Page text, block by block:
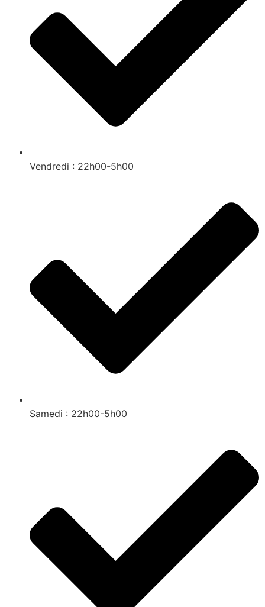
Vendredi : 22h00-5h00
Samedi : 22h00-5h00